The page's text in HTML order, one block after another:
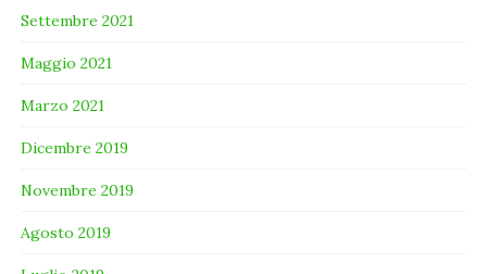
Settembre 2021
Maggio 2021
Marzo 2021
Dicembre 2019
Novembre 2019
Agosto 2019